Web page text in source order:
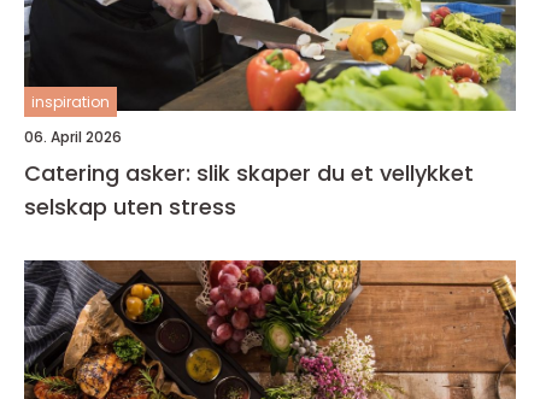
inspiration
06. April 2026
Catering asker: slik skaper du et vellykket
selskap uten stress